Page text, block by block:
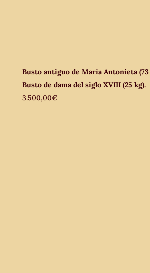
Busto antiguo de María Antonieta (73
Busto de dama del siglo XVIII (25 kg).
3.500,00€